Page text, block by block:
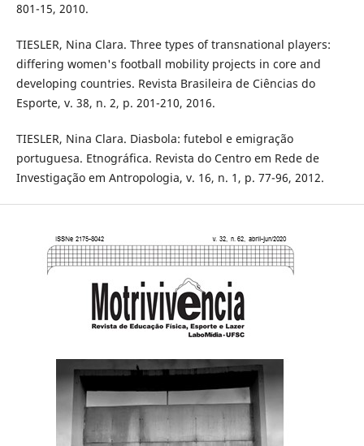
801-15, 2010.
TIESLER, Nina Clara. Three types of transnational players:
differing women's football mobility projects in core and
developing countries. Revista Brasileira de Ciências do
Esporte, v. 38, n. 2, p. 201-210, 2016.
TIESLER, Nina Clara. Diasbola: futebol e emigração
portuguesa. Etnográfica. Revista do Centro em Rede de
Investigação em Antropologia, v. 16, n. 1, p. 77-96, 2012.